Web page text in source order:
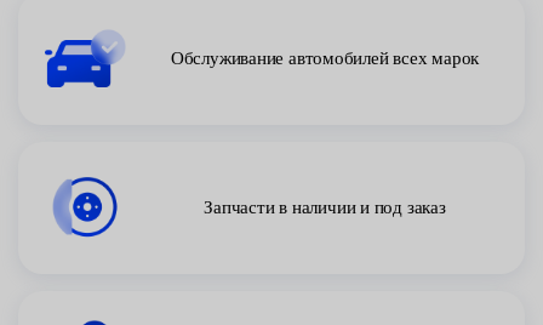
Обслуживание автомобилей всех марок
Запчасти в наличии и под заказ